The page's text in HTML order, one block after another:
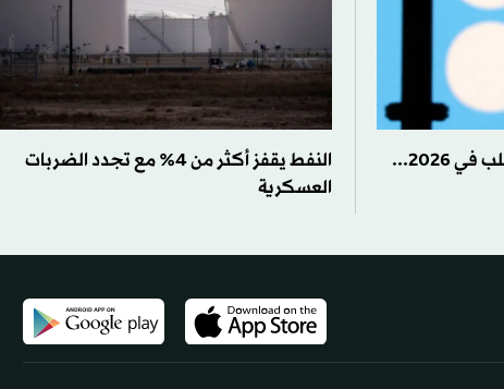
«أوبك» تخفض توقعات الطلب في 2026...
النفط يقفز أكثر من 4% مع تجدد الضربات
العسكرية